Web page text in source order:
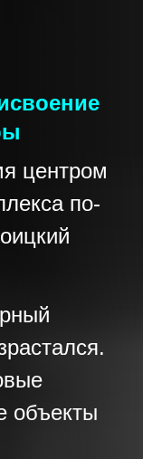
центром
по-
объекты